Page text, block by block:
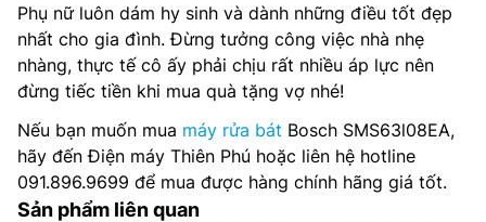
Phụ nữ luôn dám hy sinh và dành những điều tốt đẹp
nhất cho gia đình. Đừng tưởng công việc nhà nhẹ
nhàng, thực tế cô ấy phải chịu rất nhiều áp lực nên
đừng tiếc tiền khi mua quà tặng vợ nhé!
Nếu bạn muốn mua máy rửa bát Bosch SMS63l08EA,
hãy đến Điện máy Thiên Phú hoặc liên hệ hotline
091.896.9699 để mua được hàng chính hãng giá tốt.
Sản phẩm liên quan